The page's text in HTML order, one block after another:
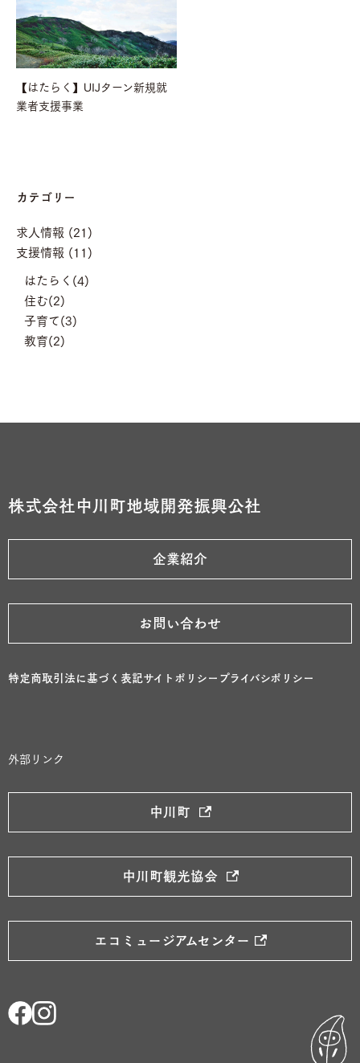
【はたらく】UIJターン新規就
業者支援事業
カテゴリー
求人情報 (21)
支援情報 (11)
はたらく(4)
住む(2)
子育て(3)
教育(2)
株式会社中川町地域開発振興公社
企業紹介
お問い合わせ
特定商取引法に基づく表記サイトポリシー プライバシポリシー
外部リンク
中川町
中川町観光協会
エコミュージアムセンター